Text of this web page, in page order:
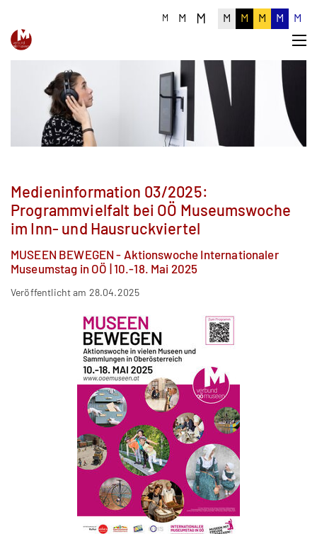
M M M M M M M M
Medieninformation 03/2025:
Programmvielfalt bei OÖ Museumswoche
im Inn- und Hausruckviertel
MUSEEN BEWEGEN - Aktionswoche Internationaler
Museumstag in OÖ | 10.-18. Mai 2025
Veröffentlicht am 28.04.2025